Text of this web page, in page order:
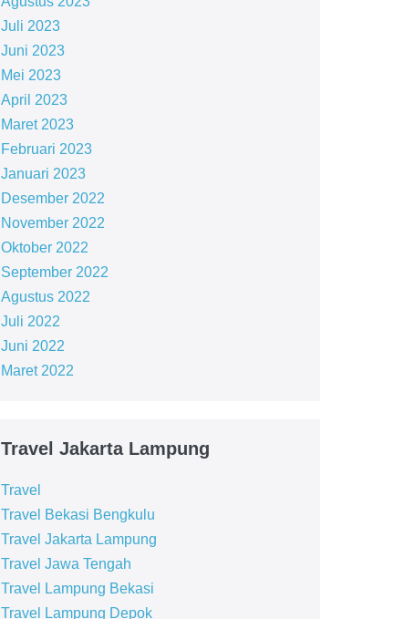
Juli 2023
Juni 2023
Mei 2023
April 2023
Maret 2023
Februari 2023
Januari 2023
Desember 2022
November 2022
Oktober 2022
September 2022
Agustus 2022
Juli 2022
Juni 2022
Maret 2022
Travel Jakarta Lampung
Travel
Travel Bekasi Bengkulu
Travel Jakarta Lampung
Travel Jawa Tengah
Travel Lampung Bekasi
Travel Lampung Depok